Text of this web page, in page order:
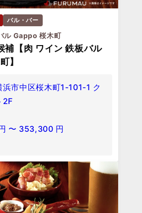
バル・バー
ル Gappo 桜木町
補【肉 ワイン 鉄板バル
】
浜市中区桜木町1-101-1 ク
2F
〜 353,300 円